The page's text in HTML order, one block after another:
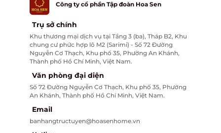
Công ty cổ phần Tập đoàn Hoa Sen
Trụ sở chính
Khu thương mại dịch vụ tại Tầng 3 (ba), Tháp B2, Khu
chung cư phức hợp lô M2 (Sarimi) - Số 72 Đường
Nguyễn Cơ Thạch, Khu phố 35, Phường An Khánh,
Thành phố Hồ Chí Minh, Việt Nam.
Văn phòng đại diện
Số 72 Đường Nguyễn Cơ Thạch, Khu phố 35, Phường
An Khánh, Thành phố Hồ Chí Minh, Việt Nam.
Email
banhangtructuyen@hoasenhome.vn